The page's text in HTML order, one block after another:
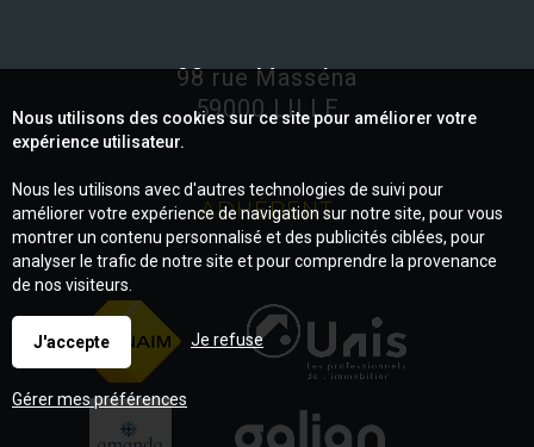
98 rue Masséna
59000 LILLE
ADHÉRENT
Nous utilisons des cookies sur ce site pour améliorer votre
expérience utilisateur.
Nous les utilisons avec d'autres technologies de suivi pour
améliorer votre expérience de navigation sur notre site, pour vous
montrer un contenu personnalisé et des publicités ciblées, pour
analyser le trafic de notre site et pour comprendre la provenance
de nos visiteurs.
J'accepte Je refuse
Gérer mes préférences